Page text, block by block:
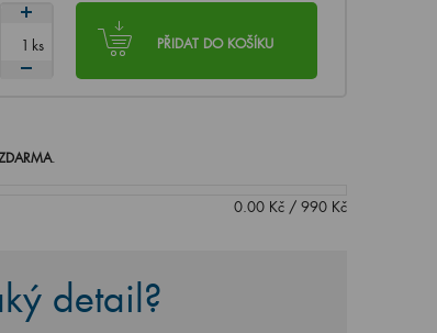
PŘIDAT DO KOŠÍKU
ks
.
0.00Kč/ 990Kč
detail?